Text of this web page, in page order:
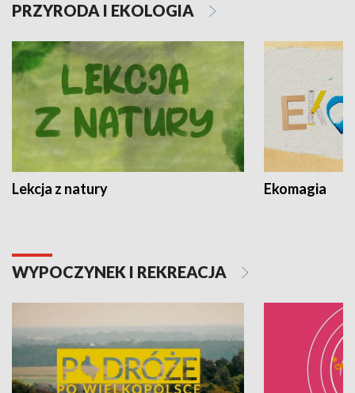
PRZYRODA I EKOLOGIA
Lekcja z natury Ekomagia
WYPOCZYNEK I REKREACJA